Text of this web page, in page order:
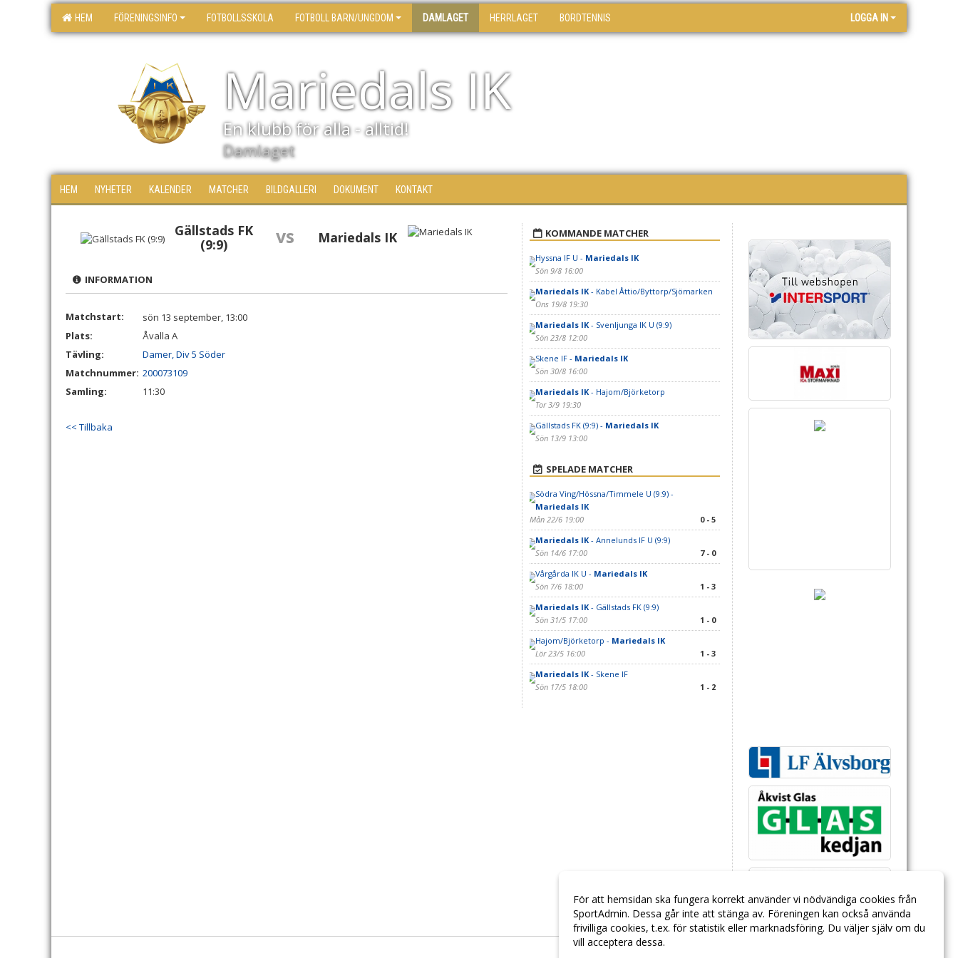
HEM FÖRENINGSINFO FOTBOLLSSKOLA FOTBOLL BARN/UNGDOM DAMLAGET HERRLAGET BORDTENNIS LOGGA IN
Mariedals IK
En klubb för alla - alltid!
Damlaget
HEM NYHETER KALENDER MATCHER BILDGALLERI DOKUMENT KONTAKT
Gällstads FK
(9:9)
vs Mariedals IK
INFORMATION
Matchstart:
sön 13 september, 13:00
Plats:
Åvalla A
Tävling:
Damer, Div 5 Söder
Matchnummer: 200073109
Samling:
11:30
<< Tillbaka
KOMMANDE MATCHER
Hyssna IF U - Mariedals IK
Sön 9/8 16:00
Mariedals IK- Kabel Åttio/Byttorp/Sjömarken
Ons 19/8 19:30
Mariedals IK- Svenljunga IK U (9:9)
Sön 23/8 12:00
Skene IF - Mariedals IK
Sön 30/8 16:00
Mariedals IK- Hajom/Björketorp
Tor 3/9 19:30
Gällstads FK (9:9) - Mariedals IK
Sön 13/9 13:00
SPELADE MATCHER
Södra Ving/Hössna/Timmele U (9:9) -
Mariedals IK
Mån 22/6 19:00
0 - 5
Mariedals IK- Annelunds IF U (9:9)
Sön 14/6 17:00
7 - 0
Vårgårda IK U - Mariedals IK
Sön 7/6 18:00
1 - 3
Mariedals IK- Gällstads FK (9:9)
Sön 31/5 17:00
1 - 0
Hajom/Björketorp - Mariedals IK
Lör 23/5 16:00
1 - 3
Mariedals IK- Skene IF
Sön 17/5 18:00
1 - 2
För att hemsidan ska fungera korrekt använder vi nödvändiga cookies från
SportAdmin. Dessa går inte att stänga av. Föreningen kan också använda
frivilliga cookies, t.ex. för statistik eller marknadsföring. Du väljer själv om du
vill acceptera dessa.